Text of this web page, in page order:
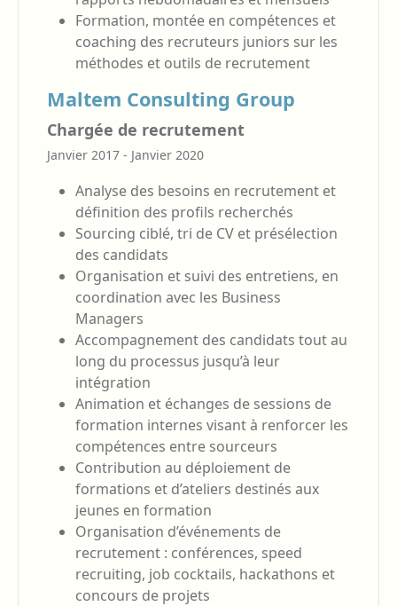
Formation, montée en compétences et
coaching des recruteurs juniors sur les
méthodes et outils de recrutement
Maltem Consulting Group
Chargée de recrutement
Janvier 2017 - Janvier 2020
Analyse des besoins en recrutement et
définition des profils recherchés
Sourcing ciblé, tri de CV et présélection
des candidats
Organisation et suivi des entretiens, en
coordination avec les Business
Managers
Accompagnement des candidats tout au
long du processus jusqu’à leur
intégration
Animation et échanges de sessions de
formation internes visant à renforcer les
compétences entre sourceurs
Contribution au déploiement de
formations et d’ateliers destinés aux
jeunes en formation
Organisation d’événements de
recrutement : conférences, speed
recruiting, job cocktails, hackathons et
concours de projets